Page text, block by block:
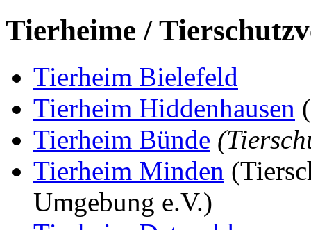
Tierheime /
Tierheim Bielefeld
Tierheim Hiddenhausen
Tierheim Bünde
Tierheim Minden
Umgebung e.V.)